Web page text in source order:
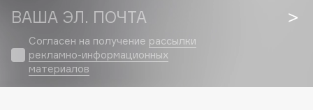
Celimax
Chupa Chups
Clarette
Clarins
ВАША ЭЛ. ПОЧТА
Согласен на получение рассылки
рекламно-информационных
материалов